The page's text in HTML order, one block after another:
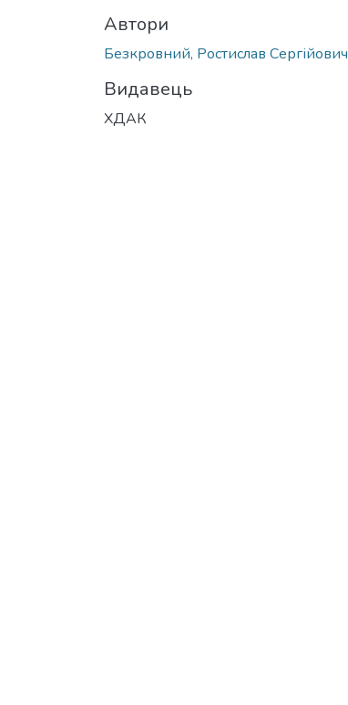
Автори
Безкровний, Ростислав Сергійович
Видавець
ХДАК